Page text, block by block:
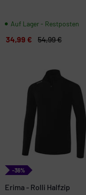
Auf Lager - Restposten
34,99 € 54,99 €
-36%
Erima - Rolli Halfzip